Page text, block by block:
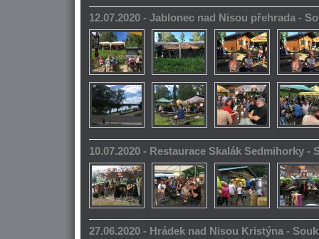
12.07.2020 - Jablonec nad Nisou přehrada -
10.07.2020 - Restaurace Skalák Sedmihorky -
27.06.2020 - Hrádek nad Nisou Kristýna -